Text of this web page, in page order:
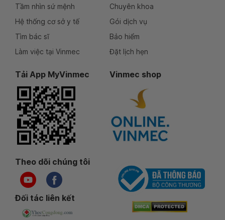
Tầm nhìn sứ mệnh
Hệ thống cơ sở y tế
Tìm bác sĩ
Làm việc tại Vinmec
Chuyên khoa
Gói dịch vụ
Bảo hiểm
Đặt lịch hẹn
Tải App MyVinmec Vinmec shop
Theo dõi chúng tôi
Đối tác liên kết